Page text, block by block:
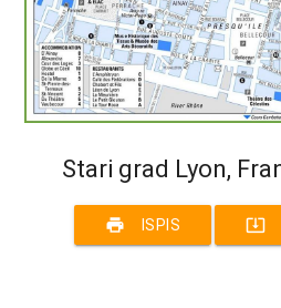
Stari grad Lyon,
print ISPIS system_update_alt